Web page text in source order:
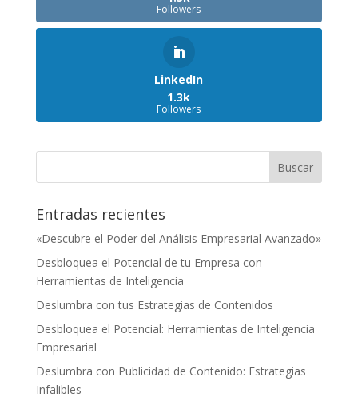
Followers
LinkedIn
1.3k
Followers
Entradas recientes
«Descubre el Poder del Análisis Empresarial Avanzado»
Desbloquea el Potencial de tu Empresa con
Herramientas de Inteligencia
Deslumbra con tus Estrategias de Contenidos
Desbloquea el Potencial: Herramientas de Inteligencia
Empresarial
Deslumbra con Publicidad de Contenido: Estrategias
Infalibles